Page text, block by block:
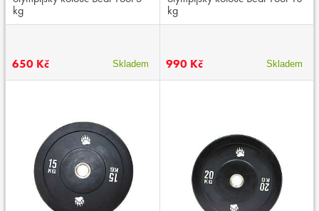
kg
650 Kč Skladem
kg
990 Kč Skladem